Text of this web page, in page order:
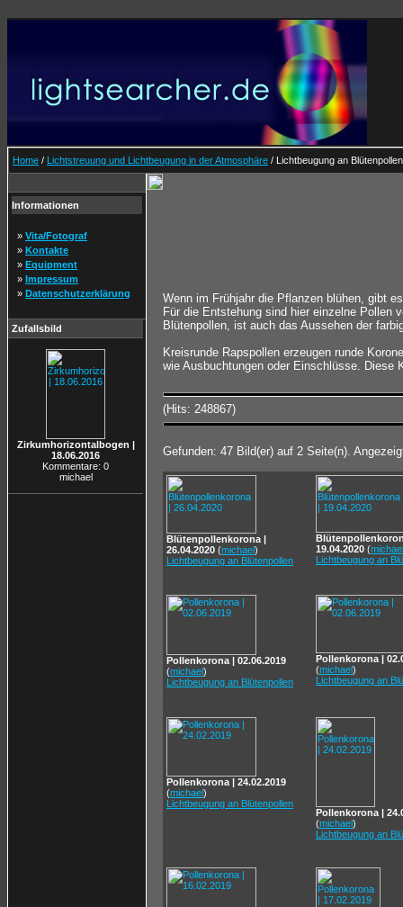
Home / Lichtstreuung und Lichtbeugung in der Atmosphäre / Lichtbeugung an Blütenpollen
Informationen
» Vita/Fotograf
» Kontakte
» Equipment
» Impressum
» Datenschutzerklärung
Zufallsbild
Zirkumhorizontalbogen |
18.06.2016
Kommentare: 0
michael
Wenn im Frühjahr die Pflanzen blühen, gibt
Für die Entstehung sind hier einzelne Pollen
Blütenpollen, ist auch das Aussehen der
Kreisrunde Rapspollen erzeugen runde
wie Ausbuchtungen oder Einschlüsse. Diese
(Hits: 248867)
Gefunden: 47 Bild(er) auf 2 Seite(n).
Blütenpollenkorona |
26.04.2020 (michael)
Lichtbeugung an Blütenpollen
19.04.2020 (michael
Lichtbeugung an
Pollenkorona | 02.06.2019
(michael)
Lichtbeugung an Blütenpollen
Pollenkorona |
(michael)
Lichtbeugung an
Pollenkorona | 24.02.2019
(michael)
Lichtbeugung an Blütenpollen
Pollenkorona |
(michael)
Lichtbeugung an